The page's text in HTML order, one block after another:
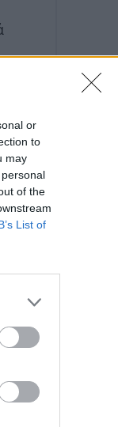
or
to
may
of the
List of